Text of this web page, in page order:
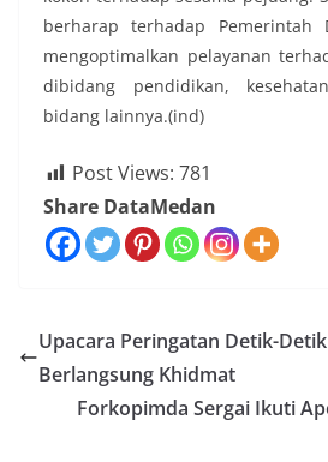
berharap terhadap Pemerintah
mengoptimalkan pelayanan
dibidang pendidikan,
bidang lainnya.(ind)
Post Views: 781
Share DataMedan
Upacara Peringatan Detik-
Berlangsung Khidmat
Forkopimda Sergai Ikuti